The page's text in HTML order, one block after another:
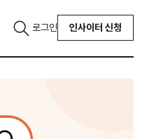
로그인 인사이터 신청